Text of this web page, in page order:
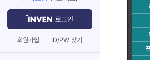
로그인
회원가입 ID/PW 찾기